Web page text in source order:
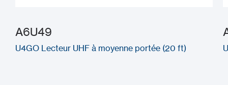
A6U49
U4GO Lecteur UHF à moyenne portée (20 ft)